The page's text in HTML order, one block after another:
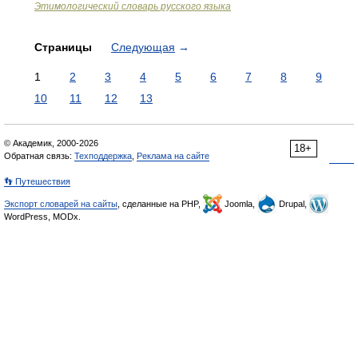
Этимологический словарь русского языка
Страницы Следующая →
1 2 3 4 5 6 7 8
9
10
11 12 13
18+
© Академик, 2000-2026
Обратная связь: Техподдержка Реклама на сайте
👣 Путешествия
Экспорт словарей на сайты , сделанные на PHP, Joomla,
Drupal,
WordPress, MODx.